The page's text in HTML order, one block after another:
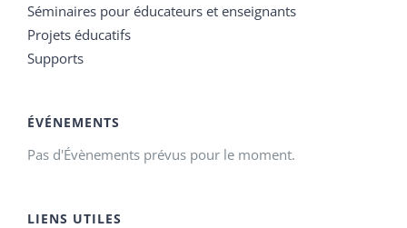
Séminaires pour éducateurs et enseignants
Projets éducatifs
Supports
ÉVÉNEMENTS
Pas d'Évènements prévus pour le moment.
LIENS UTILES